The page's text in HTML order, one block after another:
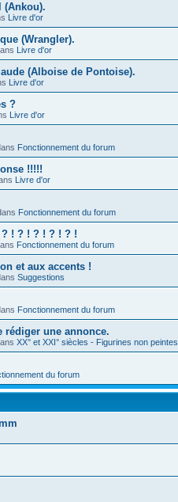
(Ankou).
Livre d'or
(Wrangler).
Livre d'or
(Alboise de Pontoise).
Livre d'or
?
Livre d'or
Fonctionnement du forum
!!!!!
Livre d'or
Fonctionnement du forum
? ! ? ! ? ! ? ! ? !
Fonctionnement du forum
et aux accents !
Suggestions
Fonctionnement du forum
rédiger une annonce.
XX° et XXI° siècles - Figurines non peintes
du forum